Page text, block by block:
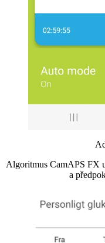
Algoritmus CamAPS FX
a